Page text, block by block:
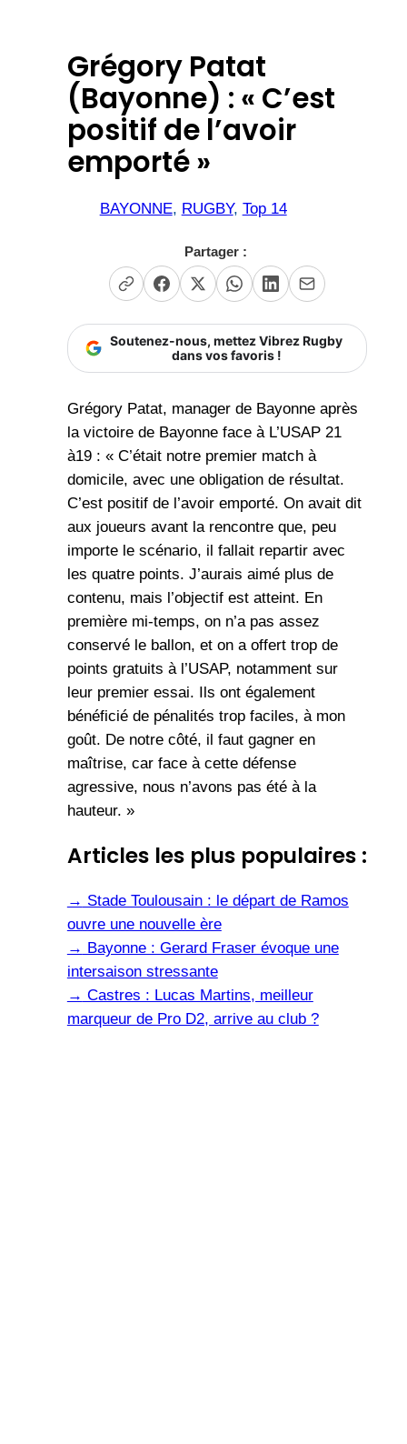
Grégory Patat
(Bayonne) : « C’est
positif de l’avoir
emporté »
BAYONNE, RUGBY, Top 14
Partager :
Soutenez-nous, mettez Vibrez Rugby
dans vos favoris !
Grégory Patat, manager de Bayonne après
la victoire de Bayonne face à L’USAP 21
à19 : « C’était notre premier match à
domicile, avec une obligation de résultat.
C’est positif de l’avoir emporté. On avait dit
aux joueurs avant la rencontre que, peu
importe le scénario, il fallait repartir avec
les quatre points. J’aurais aimé plus de
contenu, mais l’objectif est atteint. En
première mi-temps, on n’a pas assez
conservé le ballon, et on a offert trop de
points gratuits à l’USAP, notamment sur
leur premier essai. Ils ont également
bénéficié de pénalités trop faciles, à mon
goût. De notre côté, il faut gagner en
maîtrise, car face à cette défense
agressive, nous n’avons pas été à la
hauteur. »
Articles les plus populaires :
→ Stade Toulousain : le départ de Ramos
ouvre une nouvelle ère
→ Bayonne : Gerard Fraser évoque une
intersaison stressante
→ Castres : Lucas Martins, meilleur
marqueur de Pro D2, arrive au club ?